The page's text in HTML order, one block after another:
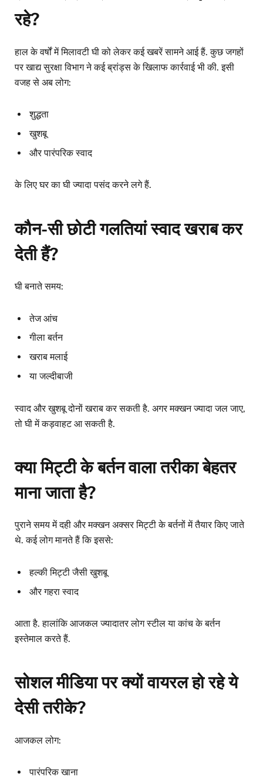
रहे?
हाल के वर्षों में मिलावटी घी को लेकर कई खबरें सामने आई हैं. कुछ जगहों
पर खाद्य सुरक्षा विभाग ने कई ब्रांड्स के खिलाफ कार्रवाई भी की. इसी
वजह से अब लोग:
शुद्धता
खुशबू
और पारंपरिक स्वाद
के लिए घर का घी ज्यादा पसंद करने लगे हैं.
कौन-सी छोटी गलतियां स्वाद खराब कर
देती हैं?
घी बनाते समय:
तेज आंच
गीला बर्तन
खराब मलाई
या जल्दीबाजी
स्वाद और खुशबू दोनों खराब कर सकती है. अगर मक्खन ज्यादा जल जाए,
तो घी में कड़वाहट आ सकती है.
क्या मिट्टी के बर्तन वाला तरीका बेहतर
माना जाता है?
पुराने समय में दही और मक्खन अक्सर मिट्टी के बर्तनों में तैयार किए जाते
थे. कई लोग मानते हैं कि इससे:
हल्की मिट्टी जैसी खुशबू
और गहरा स्वाद
आता है. हालांकि आजकल ज्यादातर लोग स्टील या कांच के बर्तन
इस्तेमाल करते हैं.
सोशल मीडिया पर क्यों वायरल हो रहे ये
देसी तरीके?
आजकल लोग:
पारंपरिक खाना